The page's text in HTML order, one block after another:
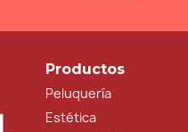
Productos
Peluquería
Estética